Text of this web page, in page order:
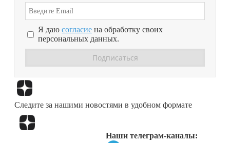
Я даю согласие на обработку своих
персональных данных.
Следите за нашими новостями в удобном формате
Наши телеграм-каналы: